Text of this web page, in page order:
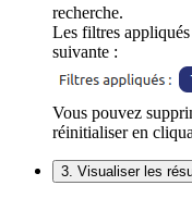
recherche.
Les filtres
suivante :
Vous pouvez
réinitialiser en
3. Visualiser les